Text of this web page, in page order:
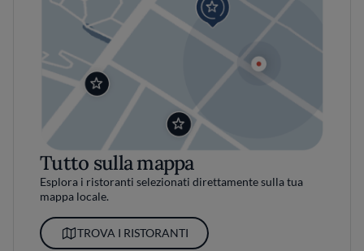
Tutto sulla mappa
Esplora i ristoranti selezionati direttamente sulla tua
mappa locale.
TROVA I RISTORANTI